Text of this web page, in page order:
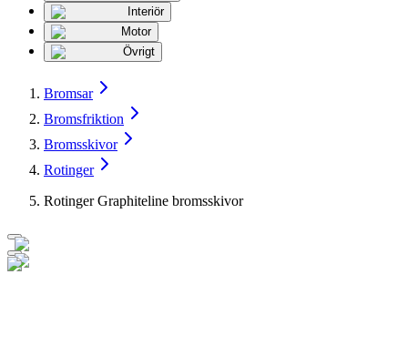
Interiör
Motor
Övrigt
Bromsar
Bromsfriktion
Bromsskivor
Rotinger
Rotinger Graphiteline bromsskivor